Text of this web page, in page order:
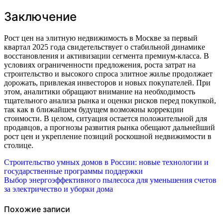
Заключение
Рост цен на элитную недвижимость в Москве за первый
квартал 2025 года свидетельствует о стабильной динамике
восстановления и активизации сегмента премиум-класса. В
условиях ограниченности предложения, роста затрат на
строительство и высокого спроса элитное жилье продолжает
дорожать, привлекая инвесторов и новых покупателей. При
этом, аналитики обращают внимание на необходимость
тщательного анализа рынка и оценки рисков перед покупкой,
так как в ближайшем будущем возможны коррекции
стоимости. В целом, ситуация остается положительной для
продавцов, а прогнозы развития рынка обещают дальнейший
рост цен и укрепление позиций роскошной недвижимости в
столице.
Навигация
по
записям
Строительство умных домов в России: новые технологии и
государственные программы поддержки
Выбор энергоэффективного пылесоса для уменьшения счетов
за электричество и уборки дома
Похожие записи